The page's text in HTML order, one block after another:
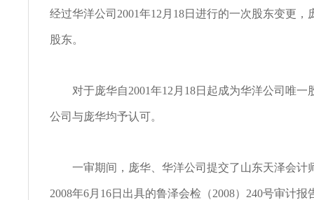
经过华洋公司2001年12月18日进行的一次股东变更，
股东。
对于庞华自2001年12月18日起成为华洋公司唯一
公司与庞华均予认可。
一审期间，庞华、华洋公司提交了山东天泽会计
2008年6月16日出具的鲁泽会检（2008）240号审计报